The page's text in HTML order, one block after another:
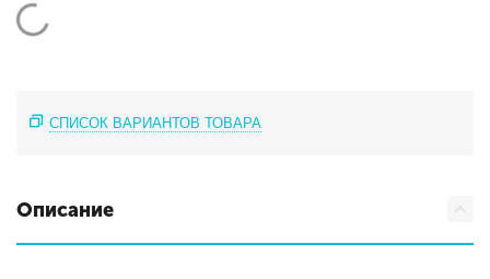
СПИСОК ВАРИАНТОВ ТОВАРА
Описание